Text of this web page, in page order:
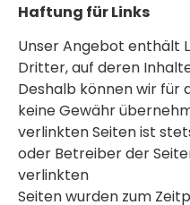
Haftung für Links
Unser Angebot enthält
Dritter, auf deren
Deshalb können wir für
keine Gewähr
verlinkten Seiten ist
oder Betreiber der
verlinkten
Seiten wurden zum